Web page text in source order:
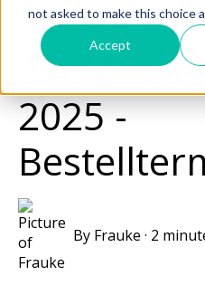
not asked to make this choice
Accept
April 23, 2025
iba
2025 -
By Frauke · 2